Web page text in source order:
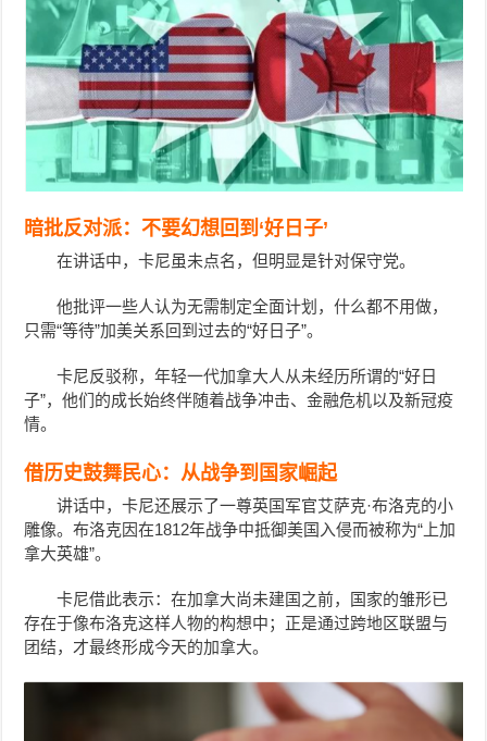
暗批反对派：不要幻想回到‘好日子’
在讲话中，卡尼虽未点名，但明显是针对保守党。
他批评一些人认为无需制定全面计划，什么都不用做，
只需“等待”加美关系回到过去的“好日子”。
卡尼反驳称，年轻一代加拿大人从未经历所谓的“好日
子”，他们的成长始终伴随着战争冲击、金融危机以及新冠疫
情。
借历史鼓舞民心：从战争到国家崛起
讲话中，卡尼还展示了一尊英国军官艾萨克·布洛克的小
雕像。布洛克因在1812年战争中抵御美国入侵而被称为“上加
拿大英雄”。
卡尼借此表示：在加拿大尚未建国之前，国家的雏形已
存在于像布洛克这样人物的构想中；正是通过跨地区联盟与
团结，才最终形成今天的加拿大。